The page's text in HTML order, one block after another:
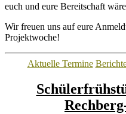
euch und eure Bereitschaft
Wir freuen uns auf eure
Projektwoche!
Aktuelle Termine